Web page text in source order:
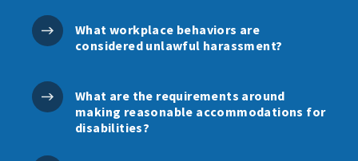
What workplace behaviors are
considered unlawful harassment?
What are the requirements around
making reasonable accommodations for
disabilities?